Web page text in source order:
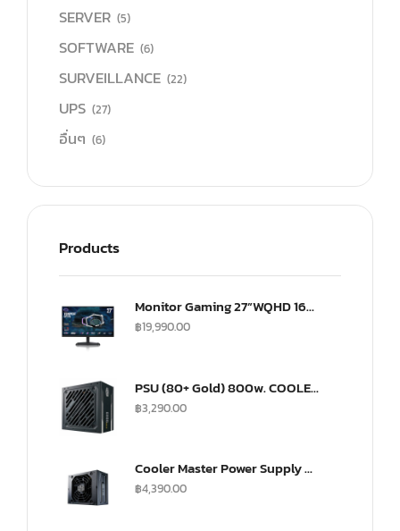
SERVER (5)
SOFTWARE (6)
SURVEILLANCE (22)
UPS (27)
อื่นๆ (6)
Products
Monitor Gaming 27”WQHD 165Hz ultra-IPS Monitor(US) (CMI-GP27-FQS-US)
฿19,990.00
PSU (80+ Gold) 800w. COOLER MASTER G800 (MPW-8001-ACAAG)
฿3,290.00
Cooler Master Power Supply V SFX 750Watt Fully Modular A/EU Cable Gold
฿4,390.00